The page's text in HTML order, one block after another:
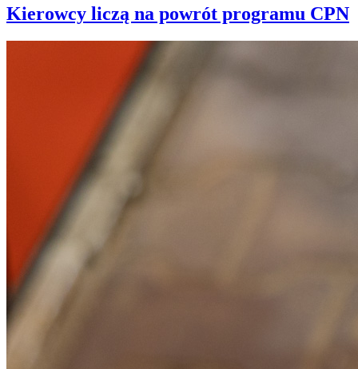
Kierowcy liczą na powrót programu CPN